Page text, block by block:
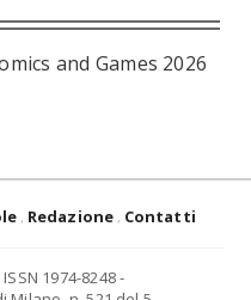
and Games 2026
Redazione Contatti
ISSN 1974-8248 -